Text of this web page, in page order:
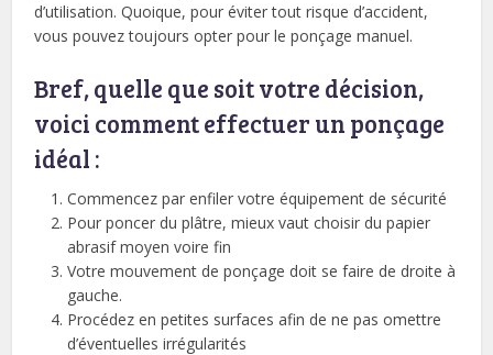
d’utilisation. Quoique, pour éviter tout risque d’accident,
vous pouvez toujours opter pour le ponçage manuel.
Bref, quelle que soit votre décision,
voici comment effectuer un ponçage
idéal :
Commencez par enfiler votre équipement de sécurité
Pour poncer du plâtre, mieux vaut choisir du papier
abrasif moyen voire fin
Votre mouvement de ponçage doit se faire de droite à
gauche.
Procédez en petites surfaces afin de ne pas omettre
d’éventuelles irrégularités